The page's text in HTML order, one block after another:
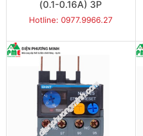
(0.1-0.16A) 3P
Hotline: 0977.9966.27